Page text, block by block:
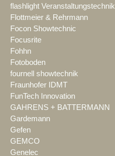
flashlight Veranstaltungstechnik
Flottmeier & Rehrmann
Focon Showtechnic
Focusrite
Fohhn
Fotoboden
fournell showtechnik
Fraunhofer IDMT
FunTech Innovation
GAHRENS + BATTERMANN
Gardemann
Gefen
GEMCO
Genelec